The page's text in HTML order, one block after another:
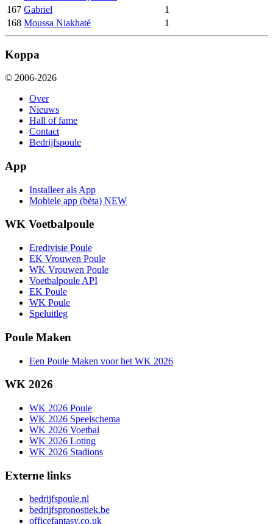
167 Gabriel
1
168 Moussa Niakhaté 1
Koppa
© 2006-2026
Over
Nieuws
Hall of fame
Contact
Bedrijfspoule
App
Installeer als App
Mobiele app (bèta) NEW
WK Voetbalpoule
Eredivisie Poule
EK Vrouwen Poule
WK Vrouwen Poule
Voetbalpoule API
EK Poule
WK Poule
Speluitleg
Poule Maken
Een Poule Maken voor het WK 2026
WK 2026
WK 2026 Poule
WK 2026 Speelschema
WK 2026 Voetbal
WK 2026 Loting
WK 2026 Stadions
Externe links
bedrijfspoule.nl
bedrijfspronostiek.be
officefantasy.co.uk